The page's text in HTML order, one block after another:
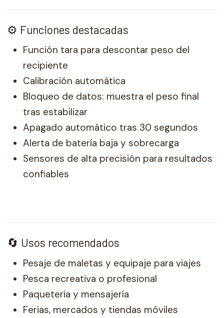
⚙️ Funciones destacadas
Función tara para descontar peso del
recipiente
Calibración automática
Bloqueo de datos: muestra el peso final
tras estabilizar
Apagado automático tras 30 segundos
Alerta de batería baja y sobrecarga
Sensores de alta precisión para resultados
confiables
🔄 Usos recomendados
Pesaje de maletas y equipaje para viajes
Pesca recreativa o profesional
Paquetería y mensajería
Ferias, mercados y tiendas móviles